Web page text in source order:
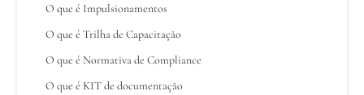
O que é Impulsionamentos
O que é Trilha de Capacitação
O que é Normativa de Compliance
O que é KIT de documentação